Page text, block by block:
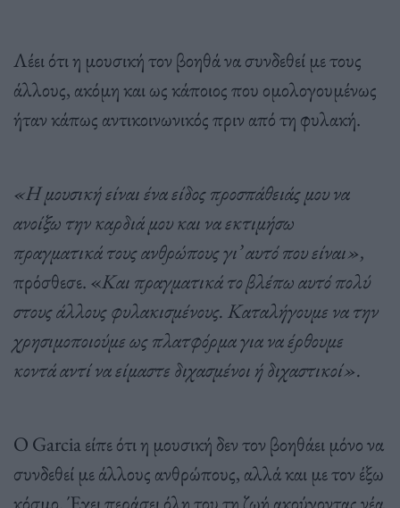
Λέει ότι η μουσική τον βοηθά να συνδεθεί με τους
άλλους, ακόμη και ως κάποιος που ομολογουμένως
ήταν κάπως αντικοινωνικός πριν από τη φυλακή.
«Η μουσική είναι ένα είδος προσπάθειάς μου να
ανοίξω την καρδιά μου και να εκτιμήσω
πραγματικά τους ανθρώπους γι’ αυτό που είναι»,
πρόσθεσε. «Και πραγματικά το βλέπω αυτό πολύ
στους άλλους φυλακισμένους. Καταλήγουμε να την
χρησιμοποιούμε ως πλατφόρμα για να έρθουμε
κοντά αντί να είμαστε διχασμένοι ή διχαστικοί».
Ο Garcia είπε ότι η μουσική δεν τον βοηθάει μόνο να
συνδεθεί με άλλους ανθρώπους, αλλά και με τον έξω
κόσμο. Έχει περάσει όλη του τη ζωή ακούγοντας νέα